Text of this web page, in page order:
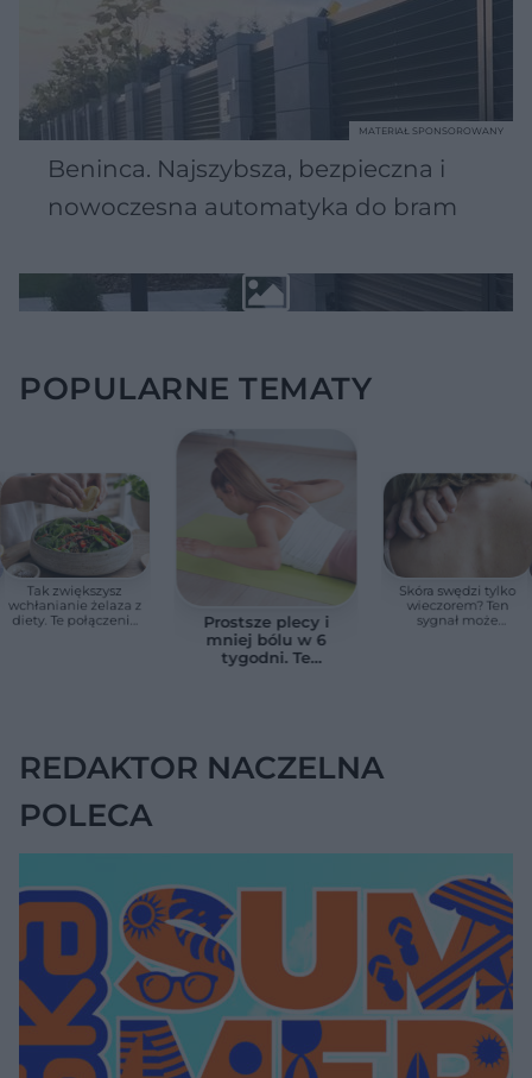
Beninca. Najszybsza, bezpieczna i
nowoczesna automatyka do bram
MATERIAŁ SPONSOROWANY
POPULARNE TEMATY
Tak zwiększysz
wchłanianie żelaza z
diety. Te połączenia
Prostsze plecy i
mniej bólu w 6
tygodni. Te
Skóra swędzi tylko
wieczorem? Ten
sygnał może
REDAKTOR NACZELNA
POLECA